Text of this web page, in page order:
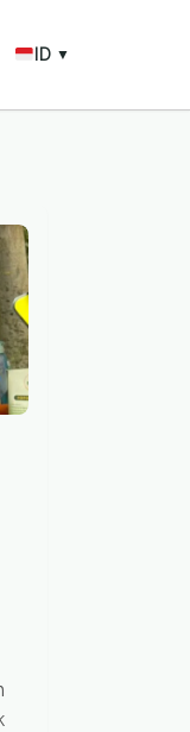
ID ▼